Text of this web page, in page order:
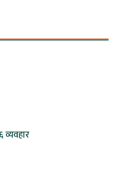
व्यवहार